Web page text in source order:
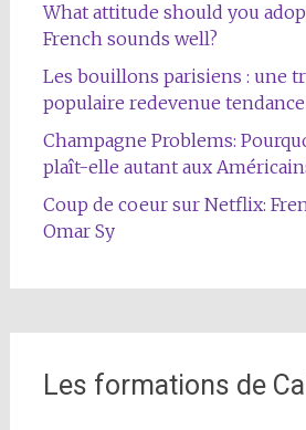
What attitude should you
French sounds well?
Les bouillons parisiens : une
populaire redevenue tendance
Champagne Problems:
plaît-elle autant aux
Coup de coeur sur Netflix:
Omar Sy
Les formations de